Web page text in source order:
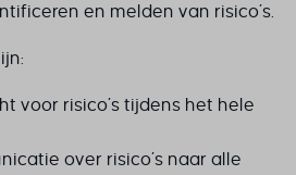
en melden van risico’s.
voor risico’s tijdens het hele
over risico’s naar alle